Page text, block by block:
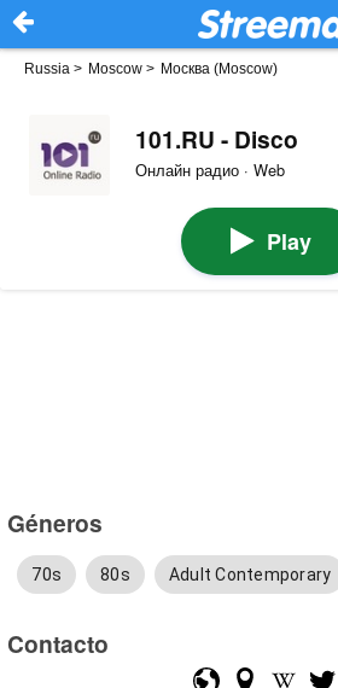
Russia > Moscow > Москва (Moscow)
101.RU - Disco
Онлайн радио · Web
Play
Géneros
70s 80s Adult Contemporary
Contacto